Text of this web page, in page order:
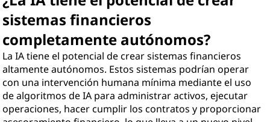
sistemas financieros
completamente autónomos?
La IA tiene el potencial de crear sistemas financieros
altamente autónomos. Estos sistemas podrían operar
con una intervención humana mínima mediante el uso
de algoritmos de IA para administrar activos, ejecutar
operaciones, hacer cumplir los contratos y proporcionar